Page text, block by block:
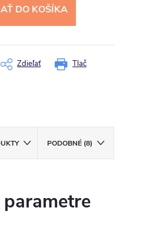
DO KOŠÍKA
Tlač
Zdieľať
PODOBNÉ (8)